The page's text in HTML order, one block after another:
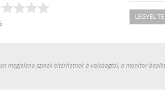
LEGYÉL
megjelenő színek eltérhetnek a valóságtól, a monitor